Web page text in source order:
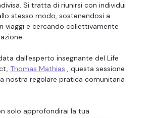
Si tratta di riunirsi con individui
stesso modo, sostenendosi a
viaggi e cercando collettivamente
dall'esperto insegnante del Life
Thomas Mathias , questa sessione
nostra regolare pratica comunitaria
solo approfondirai la tua